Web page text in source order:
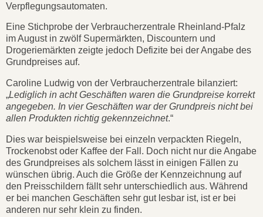
Verpflegungsautomaten.
Eine Stichprobe der Verbraucherzentrale Rheinland-Pfalz
im August in zwölf Supermärkten, Discountern und
Drogeriemärkten zeigte jedoch Defizite bei der Angabe des
Grundpreises auf.
Caroline Ludwig von der Verbraucherzentrale bilanziert:
„Lediglich in acht Geschäften waren die Grundpreise korrekt
angegeben. In vier Geschäften war der Grundpreis nicht bei
allen Produkten richtig gekennzeichnet.“
Dies war beispielsweise bei einzeln verpackten Riegeln,
Trockenobst oder Kaffee der Fall. Doch nicht nur die Angabe
des Grundpreises als solchem lässt in einigen Fällen zu
wünschen übrig. Auch die Größe der Kennzeichnung auf
den Preisschildern fällt sehr unterschiedlich aus. Während
er bei manchen Geschäften sehr gut lesbar ist, ist er bei
anderen nur sehr klein zu finden.